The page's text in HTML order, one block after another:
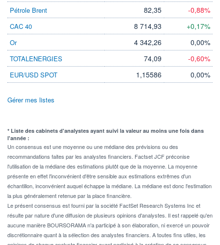
Pétrole Brent 82,35 -0,88%
CAC 40 8 714,93 +0,17%
Or 4 342,26 0,00%
TOTALENERGIES 74,09 -0,60%
EUR/USD SPOT 1,15586 0,00%
Gérer mes listes
* Liste des cabinets d'analystes ayant suivi la valeur au moins une fois dans
l'année :
Un consensus est une moyenne ou une médiane des prévisions ou des
recommandations faites par les analystes financiers. Factset JCF préconise
l'utilisation de la médiane des estimations plutôt que de la moyenne. La moyenne
présente en effet l'inconvénient d'être sensible aux estimations extrêmes d'un
échantillon, inconvénient auquel échappe la médiane. La médiane est donc l'estimation
la plus généralement retenue par la place financière.
Le présent consensus est fourni par la société FactSet Research Systems Inc et
résulte par nature d'une diffusion de plusieurs opinions d'analystes. Il est rappelé qu'en
aucune manière BOURSORAMA n'a participé à son élaboration, ni exercé un pouvoir
discrétionnaire quant à la sélection des analystes financiers. A toutes fins utiles, les